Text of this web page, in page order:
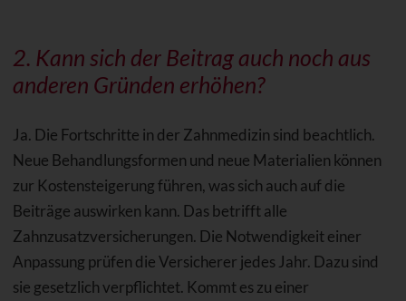
2. Kann sich der Beitrag auch noch aus
anderen Gründen erhöhen?
Ja. Die Fortschritte in der Zahnmedizin sind beachtlich.
Neue Behandlungsformen und neue Materialien können
zur Kostensteigerung führen, was sich auch auf die
Beiträge auswirken kann. Das betrifft alle
Zahnzusatzversicherungen. Die Notwendigkeit einer
Anpassung prüfen die Versicherer jedes Jahr. Dazu sind
sie gesetzlich verpflichtet. Kommt es zu einer